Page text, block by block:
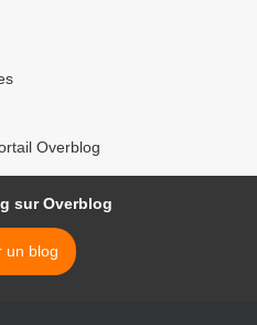
Overblog
sur Overblog
un blog